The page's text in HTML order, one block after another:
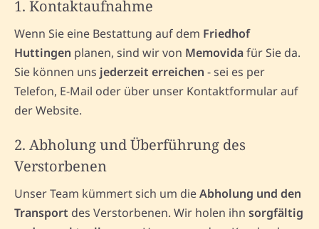
1. Kontaktaufnahme
Wenn Sie eine Bestattung auf dem Friedhof
Huttingen planen, sind wir von Memovidafür Sie da.
Sie können uns jederzeit erreichen - sei es per
Telefon, E-Mail oder über unser Kontaktformular auf
der Website.
2. Abholung und Überführung des
Verstorbenen
Unser Team kümmert sich um dieAbholung und den
Transport des Verstorbenen. Wir holen ihn sorgfältig